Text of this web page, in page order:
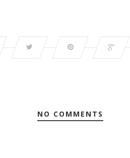
NO COMMENTS